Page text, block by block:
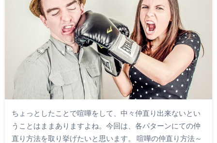
ちょっとしたことで喧嘩をして、中々仲直り出来ないとい
うことはままありますよね。今回は、各パターンにての仲
直り方法を取り挙げたいと思います。 喧嘩の仲直り方法～